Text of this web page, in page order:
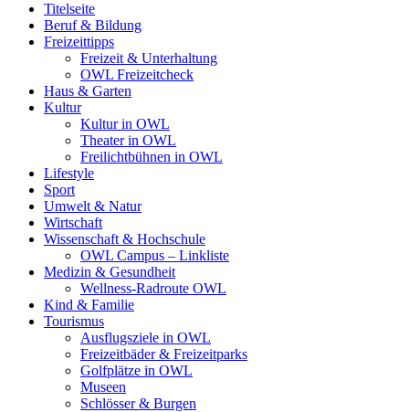
Titelseite
Beruf & Bildung
Freizeittipps
Freizeit & Unterhaltung
OWL Freizeitcheck
Haus & Garten
Kultur
Kultur in OWL
Theater in OWL
Freilichtbühnen in OWL
Lifestyle
Sport
Umwelt & Natur
Wirtschaft
Wissenschaft & Hochschule
OWL Campus – Linkliste
Medizin & Gesundheit
Wellness-Radroute OWL
Kind & Familie
Tourismus
Ausflugsziele in OWL
Freizeitbäder & Freizeitparks
Golfplätze in OWL
Museen
Schlösser & Burgen